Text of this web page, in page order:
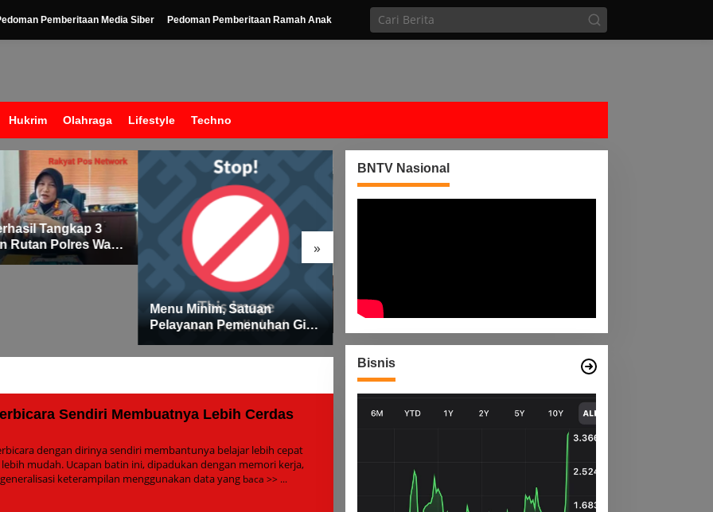
Pemberitaan Media Siber Pedoman Pemberitaan Ramah Anak
Hukrim Olahraga Lifestyle Techno
»
Tangkap 3
Rutan Polres Way
Menu Minim, Satuan
Pelayanan Pemenuhan Gizi
Harus Jelaskan Kemana
DPW PSI Babel Gelar Rakor
Bersama DPD PSI
Penguatan Struktur Partai
dari Bayi Hingga Lansia
Sendiri Membuatnya Lebih Cerdas
dengan dirinya sendiri membantunya belajar lebih cepat
mudah. Ucapan batin ini, dipadukan dengan memori kerja,
keterampilan menggunakan data yang baca >>
BNTV Nasional
Bisnis